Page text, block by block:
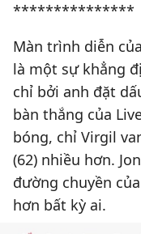
***************
Màn trình diễn
là một sự khẳng
chỉ bởi anh đặt
bàn thắng của
bóng, chỉ Virgil
(62) nhiều hơn.
đường chuyền
hơn bất kỳ ai.